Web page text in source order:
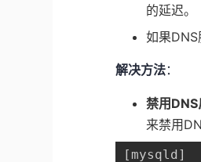
的延迟。
如果DNS
解决方法：
禁用
来禁用
[mysqld]